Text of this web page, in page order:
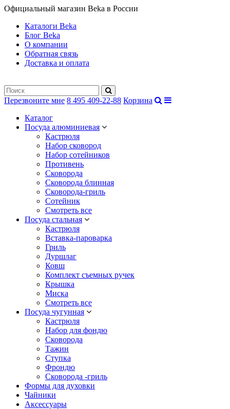
Официальный магазин Beka в России
Каталоги Beka
Блог Beka
О компании
Обратная связь
Доставка и оплата
Перезвоните мне 8 495 409-22-88 Корзина
Каталог
Посуда алюминиевая
Кастрюля
Набор сковород
Набор сотейников
Противень
Сковорода
Сковорода блинная
Сковорода-гриль
Сотейник
Смотреть все
Посуда стальная
Кастрюля
Вставка-пароварка
Гриль
Дуршлаг
Ковш
Комплект съемных ручек
Крышка
Миска
Смотреть все
Посуда чугунная
Кастрюля
Набор для фондю
Сковорода
Тажин
Ступка
Фрондю
Сковорода -гриль
Формы для духовки
Чайники
Аксессуары